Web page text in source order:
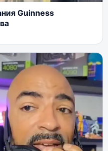
Guinness